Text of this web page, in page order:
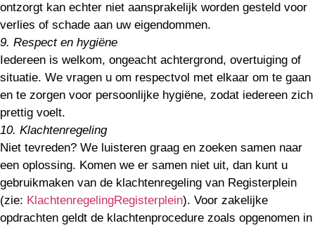
ontzorgt kan echter niet aansprakelijk worden gesteld voor
verlies of schade aan uw eigendommen.
9. Respect en hygiëne
Iedereen is welkom, ongeacht achtergrond, overtuiging of
situatie. We vragen u om respectvol met elkaar om te gaan
en te zorgen voor persoonlijke hygiëne, zodat iedereen zich
prettig voelt.
10. Klachtenregeling
Niet tevreden? We luisteren graag en zoeken samen naar
een oplossing. Komen we er samen niet uit, dan kunt u
gebruikmaken van de klachtenregeling van Registerplein
(zie: KlachtenregelingRegisterplein). Voor zakelijke
opdrachten geldt de klachtenprocedure zoals opgenomen in